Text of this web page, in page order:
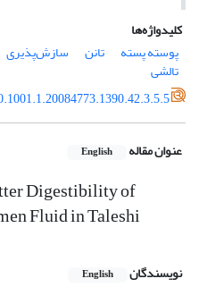
کلیدواژه‌ها
پوسته پسته
تانن سازش‌پذیری
تالشی
عنوان مقاله English
Digestibility of
Fluid in Taleshi
نویسندگان English